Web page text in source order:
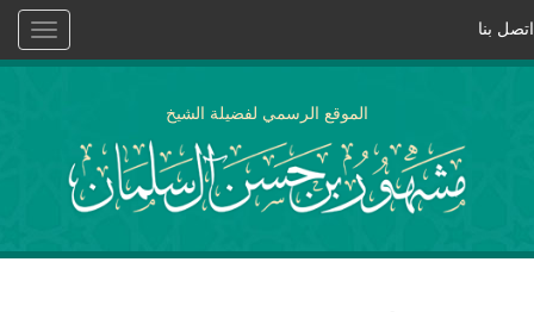
Toggle
اتصل بنا
الموقع الرسمي لفضيلة الشيخ